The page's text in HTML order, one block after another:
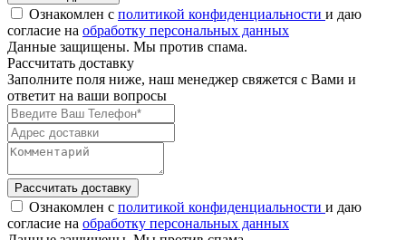
Ознакомлен с политикой конфиденциальности и даю
согласие на обработку персональных данных
Данные защищены. Мы против спама.
Рассчитать доставку
Заполните поля ниже, наш менеджер свяжется с Вами и
ответит на ваши вопросы
Рассчитать доставку
Ознакомлен с политикой конфиденциальности и даю
согласие на обработку персональных данных